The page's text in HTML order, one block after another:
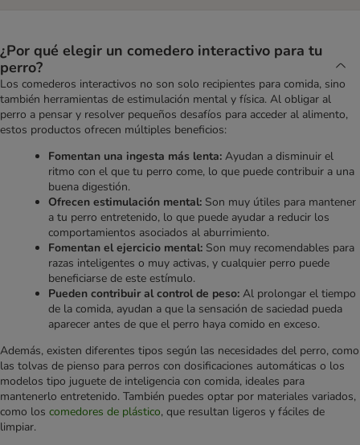
¿Por qué elegir un comedero interactivo para tu
perro?
Los comederos interactivos no son solo recipientes para comida, sino
también herramientas de estimulación mental y física. Al obligar al
perro a pensar y resolver pequeños desafíos para acceder al alimento,
estos productos ofrecen múltiples beneficios:
Fomentan una ingesta más lenta: Ayudan a disminuir el
ritmo con el que tu perro come, lo que puede contribuir a una
buena digestión.
Ofrecen estimulación mental: Son muy útiles para mantener
a tu perro entretenido, lo que puede ayudar a reducir los
comportamientos asociados al aburrimiento.
Fomentan el ejercicio mental: Son muy recomendables para
razas inteligentes o muy activas, y cualquier perro puede
beneficiarse de este estímulo.
Pueden contribuir al control de peso: Al prolongar el tiempo
de la comida, ayudan a que la sensación de saciedad pueda
aparecer antes de que el perro haya comido en exceso.
Además, existen diferentes tipos según las necesidades del perro, como
las tolvas de pienso para perros con dosificaciones automáticas o los
modelos tipo juguete de inteligencia con comida, ideales para
mantenerlo entretenido. También puedes optar por materiales variados,
como los comedores de plástico, que resultan ligeros y fáciles de
limpiar.